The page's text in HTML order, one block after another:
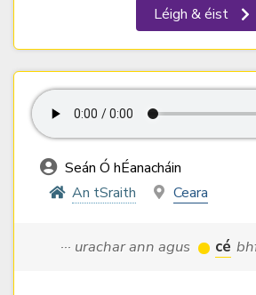
Léigh & éist
Seán Ó hÉanacháin
An tSraith
Ceara
··· urachar ann agus cé